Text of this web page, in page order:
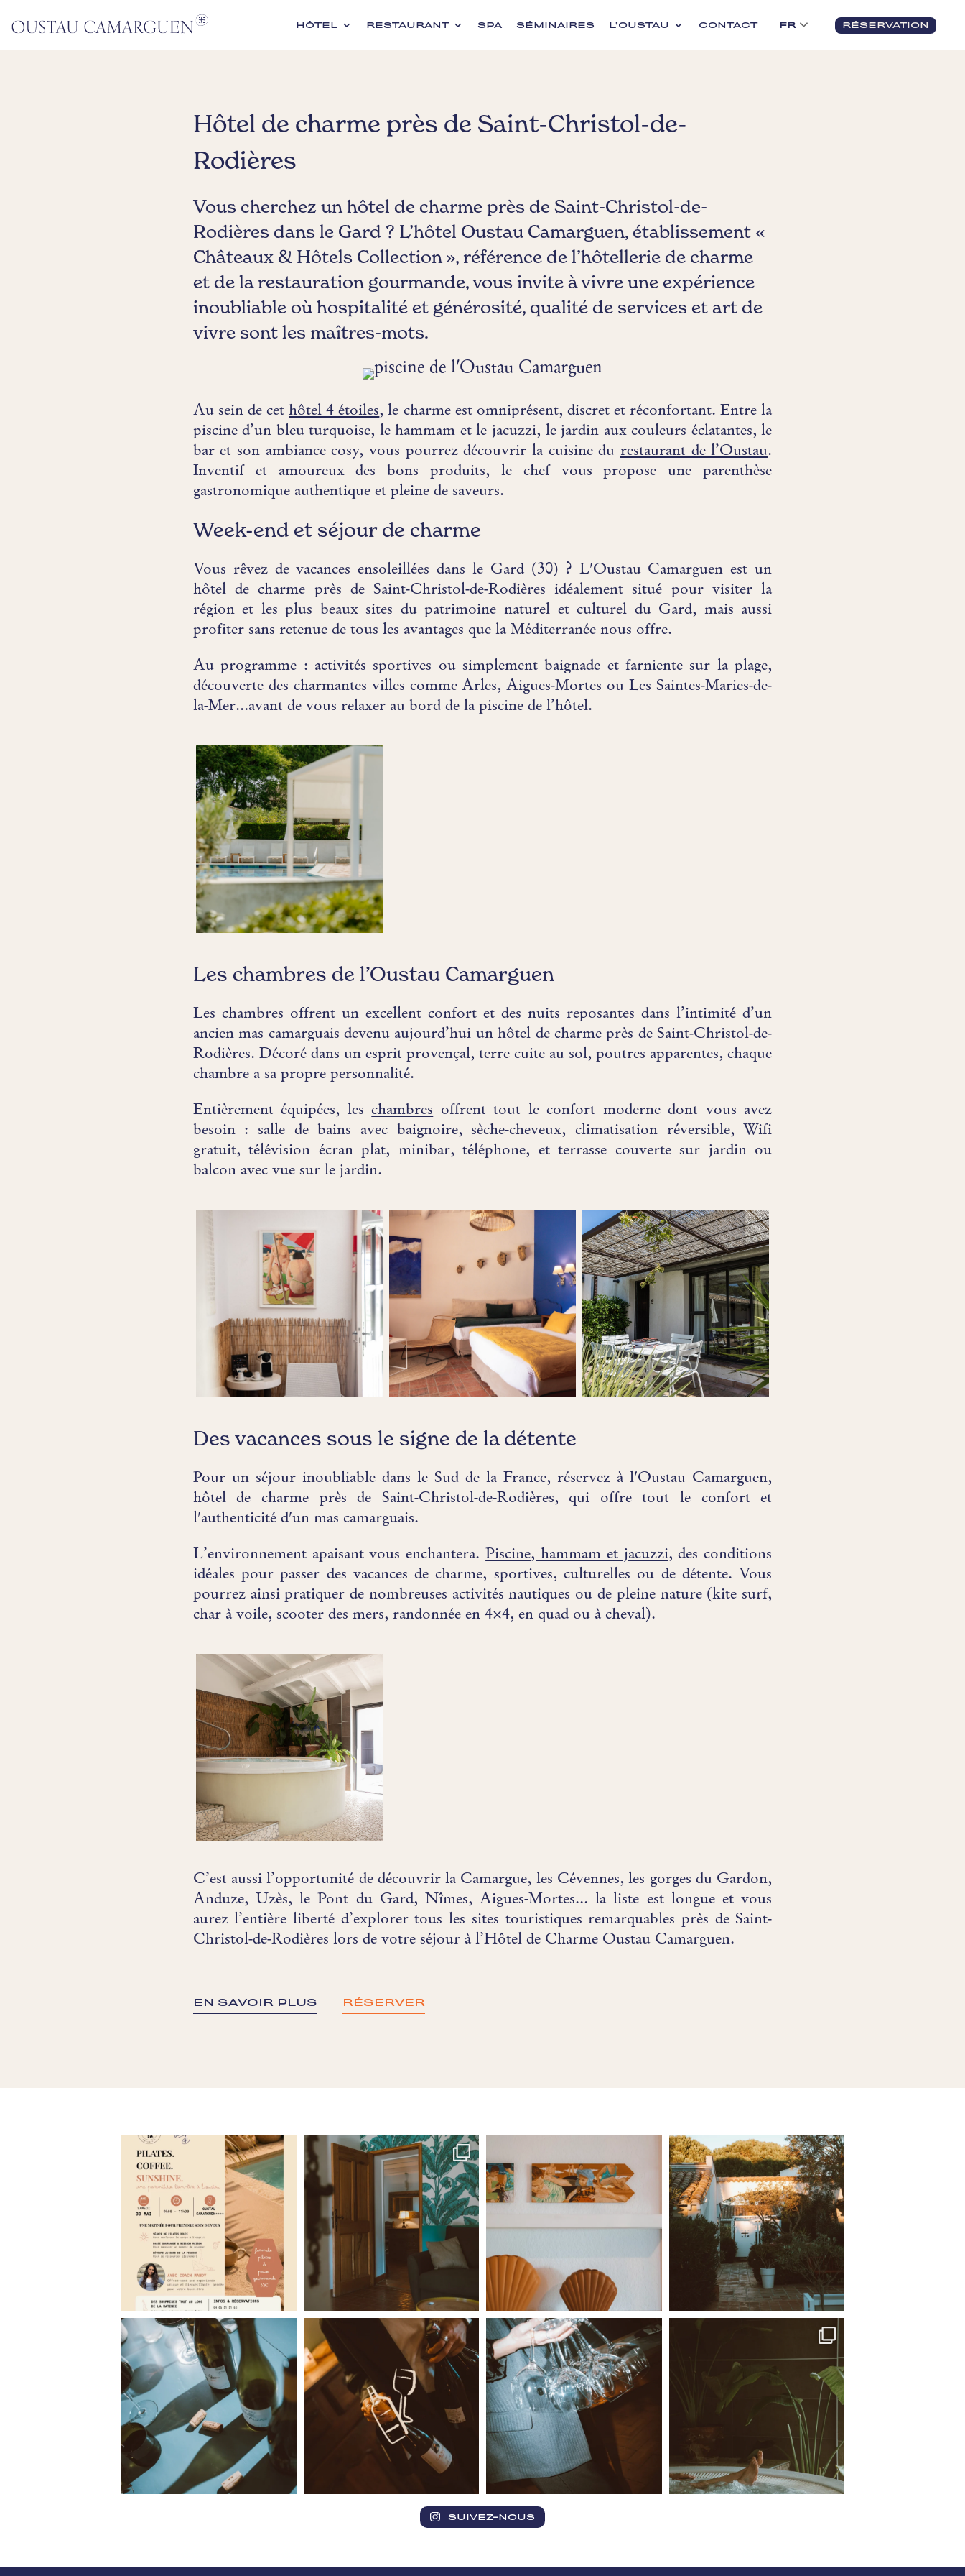
HÔTEL RESTAURANT SPA SÉMINAIRES L’OUSTAU CONTACT FR RÉSERVATION
Hôtel de charme près de Saint-Christol-de-
Rodières
Vous cherchez un hôtel de charme près de Saint-Christol-de-
Rodières dans le Gard ? L’hôtel Oustau Camarguen, établissement «
Châteaux & Hôtels Collection », référence de l’hôtellerie de charme
et de la restauration gourmande, vous invite à vivre une expérience
inoubliable où hospitalité et générosité, qualité de services et art de
vivre sont les maîtres-mots.
Au sein de cethôtel 4 étoiles, le charme est omniprésent, discret et réconfortant. Entre la
piscine d’un bleu turquoise, le hammam et le jacuzzi, le jardin aux couleurs éclatantes, le
bar et son ambiance cosy, vous pourrez découvrir la cuisine du restaurant de l’Oustau.
Inventif et amoureux des bons produits, le chef vous propose une parenthèse
gastronomique authentique et pleine de saveurs.
Week-end et séjour de charme
Vous rêvez de vacances ensoleillées dans le Gard (30) ? L'Oustau Camarguen est un
hôtel de charme près de Saint-Christol-de-Rodières idéalement situé pour visiter la
région et les plus beaux sites du patrimoine naturel et culturel du Gard, mais aussi
profiter sans retenue de tous les avantages que la Méditerranée nous offre.
Au programme : activités sportives ou simplement baignade et farniente sur la plage,
découverte des charmantes villes comme Arles, Aigues-Mortes ou Les Saintes-Maries-de-
la-Mer…avant de vous relaxer au bord de la piscine de l’hôtel.
Les chambres de l’Oustau Camarguen
Les chambres offrent un excellent confort et des nuits reposantes dans l’intimité d’un
ancien mas camarguais devenu aujourd’hui un hôtel de charme près de Saint-Christol-de-
Rodières. Décoré dans un esprit provençal, terre cuite au sol, poutres apparentes, chaque
chambre a sa propre personnalité.
Entièrement équipées, leschambres offrent tout le confort moderne dont vous avez
besoin : salle de bains avec baignoire, sèche-cheveux, climatisation réversible, Wifi
gratuit, télévision écran plat, minibar, téléphone, et terrasse couverte sur jardin ou
balcon avec vue sur le jardin.
Des vacances sous le signe de la détente
Pour un séjour inoubliable dans le Sud de la France, réservez à l'Oustau Camarguen,
hôtel de charme près de Saint-Christol-de-Rodières, qui offre tout le confort et
l'authenticité d'un mas camarguais.
L’environnement apaisant vous enchantera.Piscine, hammam et jacuzzi, des conditions
idéales pour passer des vacances de charme, sportives, culturelles ou de détente. Vous
pourrez ainsi pratiquer de nombreuses activités nautiques ou de pleine nature (kite surf,
char à voile, scooter des mers, randonnée en 4×4, en quad ou à cheval).
C’est aussi l’opportunité de découvrir la Camargue, les Cévennes, les gorges du Gardon,
Anduze, Uzès, le Pont du Gard, Nîmes, Aigues-Mortes… la liste est longue et vous
aurez l’entière liberté d’explorer tous les sites touristiques remarquables près de Saint-
Christol-de-Rodières lors de votre séjour à l’Hôtel de Charme Oustau Camarguen.
EN SAVOIR PLUS RÉSERVER
SUIVEZ-NOUS